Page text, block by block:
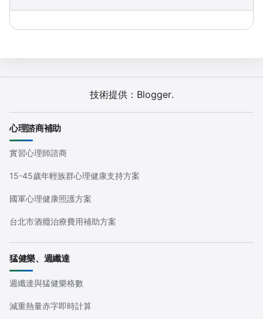
技術提供： Blogger.
心理諮商補助
實習心理師諮商
15-45歲年輕族群心理健康支持方案
國軍心理健康照護方案
台北市酒癮治療費用補助方案
猛健樂、週纖達
週纖達與猛健樂格數
減重熱量赤字即時計算